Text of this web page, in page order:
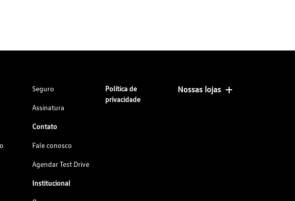
Seguro
Assinatura
Contato
Fale conosco
Agendar Test Drive
Institucional
Política de
privacidade
Nossas lojas